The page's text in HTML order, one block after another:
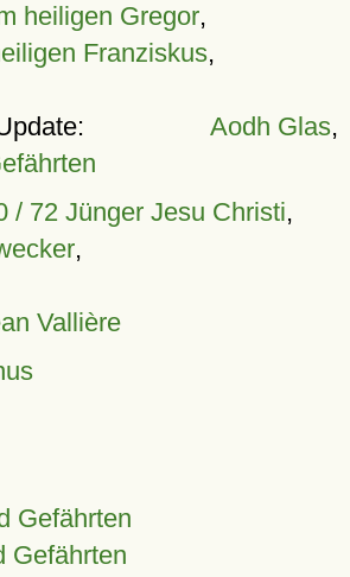
heiligen Gregor,
Franziskus,
Aodh Glas,
/ 72 Jünger Jesu Christi,
,
Vallière
Gefährten
Gefährten